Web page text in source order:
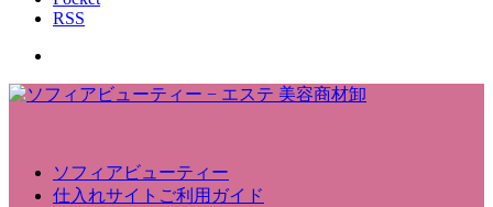
RSS
ソフィアビューティー
仕入れサイトご利用ガイド